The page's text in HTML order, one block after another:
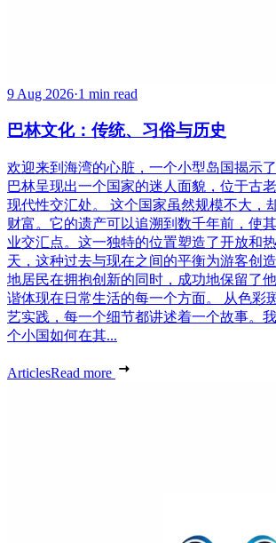
9 Aug 2026·1 min read
巴林文化：传统、习俗与历史
欢迎来到海湾的心脏，一个小型岛国揭示
巴林呈现出一个国家的迷人面貌，位于古
现代性交汇处。 这个国家虽然规模不大，
财富。它的遗产可以追溯到数千年前，使
业交汇点。这一独特的位置塑造了开放和
天，这种过去与现在之间的平衡为游客创
地居民在拥抱创新的同时，成功地保留了
谐体现在日常生活的每一个方面。 从色彩
艺实践，每一个细节都讲述着一个故事。
个小国如何在其...
ArticlesRead more